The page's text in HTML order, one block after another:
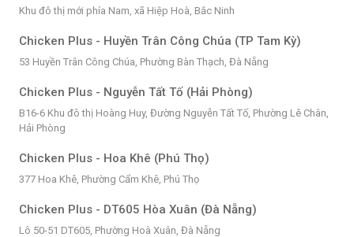
Khu đô thị mới phía Nam, xã Hiệp Hoà, Bắc Ninh
Chicken Plus - Huyền Trân Công Chúa (TP Tam Kỳ)
53 Huyền Trân Công Chúa, Phường Bàn Thạch, Đà Nẵng
Chicken Plus - Nguyễn Tất Tố (Hải Phòng)
B16-6 Khu đô thị Hoàng Huy, Đường Nguyễn Tất Tố, Phường Lê Chân,
Hải Phòng
Chicken Plus - Hoa Khê (Phú Thọ)
377 Hoa Khê, Phường Cẩm Khê, Phú Thọ
Chicken Plus - DT605 Hòa Xuân (Đà Nẵng)
Lô 50-51 DT605, Phường Hoà Xuân, Đà Nẵng